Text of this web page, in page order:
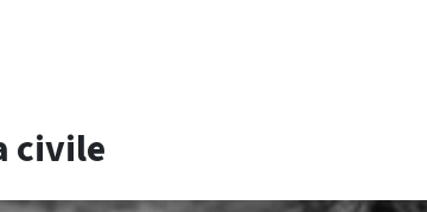
civile